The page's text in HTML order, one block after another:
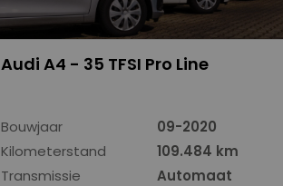
Audi A4 - 35 TFSI Pro Line
Bouwjaar
09-2020
Kilometerstand
109.484 km
Transmissie
Automaat